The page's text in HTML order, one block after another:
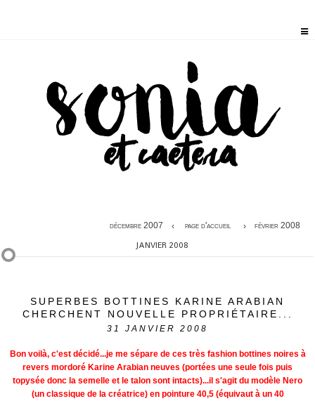
décembre 2007 page d'accueil février 2008
JANVIER 2008
SUPERBES BOTTINES KARINE ARABIAN
CHERCHENT NOUVELLE PROPRIÉTAIRE...
31 JANVIER 2008
Bon voilà, c'est décidé...je me sépare de ces très fashion bottines noires à
revers mordoré Karine Arabian neuves (portées une seule fois puis
topysée donc la semelle et le talon sont intacts)...il s'agit du modèle Nero
(un classique de la créatrice) en pointure 40,5 (équivaut à un 40